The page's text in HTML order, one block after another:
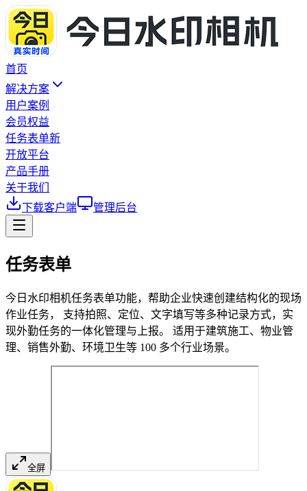
首页
解决方案
用户案例
会员权益
任务表单新
开放平台
产品手册
关于我们
下载客户端
管理后台
任务表单
今日水印相机任务表单功能，帮助企业快速创建结构化的现场
作业任务， 支持拍照、定位、文字填写等多种记录方式，实
现外勤任务的一体化管理与上报。 适用于建筑施工、物业管
理、销售外勤、环境卫生等 100 多个行业场景。
全屏